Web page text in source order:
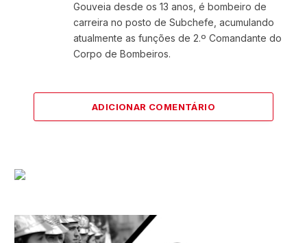
Gouveia desde os 13 anos, é bombeiro de
carreira no posto de Subchefe, acumulando
atualmente as funções de 2.º Comandante do
Corpo de Bombeiros.
ADICIONAR COMENTÁRIO